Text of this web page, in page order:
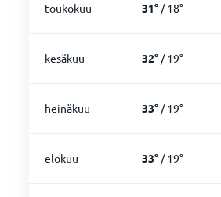
toukokuu 31°/18°
kesäkuu 32°/19°
heinäkuu 33°/19°
elokuu 33°/19°